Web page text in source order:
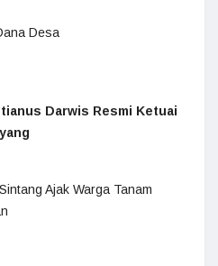
Desa
Darwis Resmi Ketuai
Ajak Warga Tanam